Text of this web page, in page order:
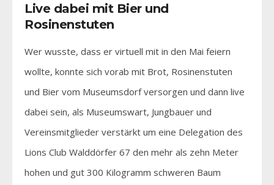
Live dabei mit Bier und
Rosinenstuten
Wer wusste, dass er virtuell mit in den Mai feiern
wollte, konnte sich vorab mit Brot, Rosinenstuten
und Bier vom Museumsdorf versorgen und dann live
dabei sein, als Museumswart, Jungbauer und
Vereinsmitglieder verstärkt um eine Delegation des
Lions Club Walddörfer 67 den mehr als zehn Meter
hohen und gut 300 Kilogramm schweren Baum